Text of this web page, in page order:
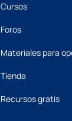
Cursos
Foros
Materiales para
Tienda
Recursos gratis